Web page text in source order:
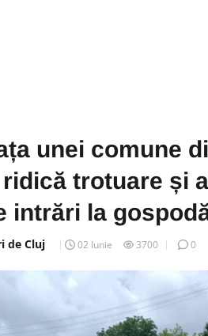
unei comune
trotuare și
intrări la
de Cluj 02 Iunie 3700 0